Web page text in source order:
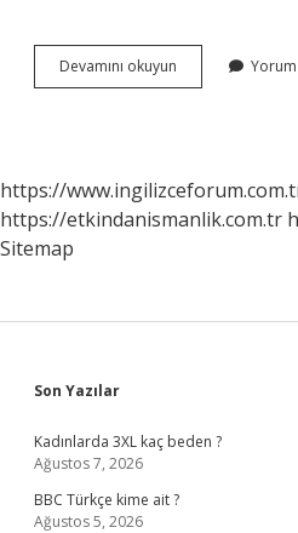
Devamını okuyun
Dan
Yorum
https://
https://etkindanismanlik.com.tr
Sitemap
Sidebar
Son Yazılar
Kadınlarda 3XL kaç beden ?
Ağustos 7, 2026
BBC Türkçe kime ait ?
Ağustos 5, 2026